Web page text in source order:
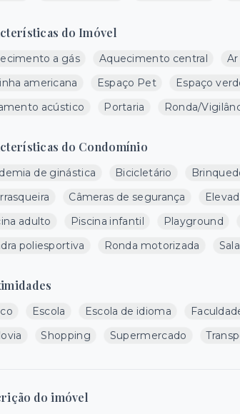
do Imóvel
a gás Aquecimento central
americana
Espaço Pet Espaço
acústico
Portaria Ronda/
do Condomínio
de ginástica Bicicletário
Câmeras de segurança
adulto
Piscina infantil Playground
poliesportiva
Ronda motorizada
Escola Escola de idioma
Shopping Supermercado
do imóvel